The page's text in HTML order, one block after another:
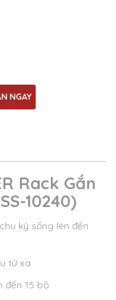
NGAY
Rack Gắn
10240)
kỳ sống lên đến
từ xa
đến 15 bộ